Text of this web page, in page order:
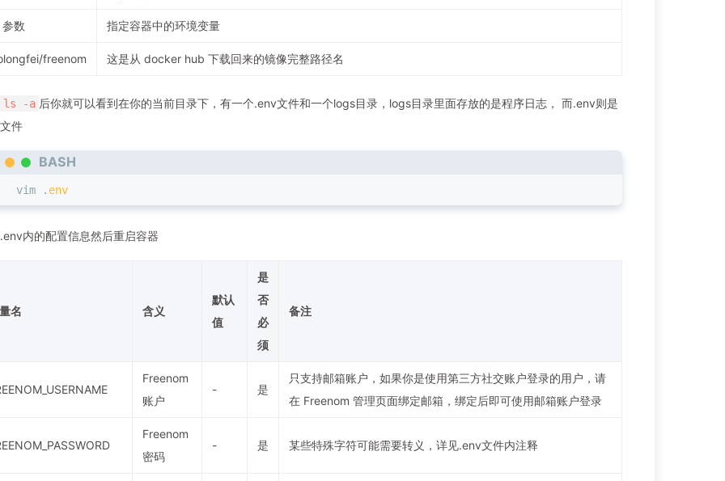
数 指定容器中的环境变量
freenom 这是从 docker hub 下载回来的镜像完整路径名
ls -a 后你就可以看到在你的当前目录下，有一个.env文件和一个logs目录，logs目录里面存放的是程序日志， 而.env则是
件
BASH
vim . env
内的配置信息然后重启容器
名 含义
默认
值
是
否
必
须
备注
Freenom
账户
- 是
只支持邮箱账户，如果你是使用第三方社交账户登录的用户，请
在 Freenom 管理页面绑定邮箱，绑定后即可使用邮箱账户登录
Freenom
密码
- 是 某些特殊字符可能需要转义，详见.env文件内注释